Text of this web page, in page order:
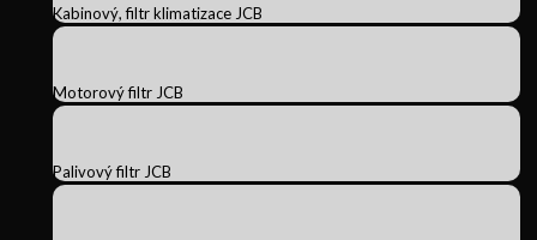
Kabinový, filtr klimatizace JCB
Motorový filtr JCB
Palivový filtr JCB